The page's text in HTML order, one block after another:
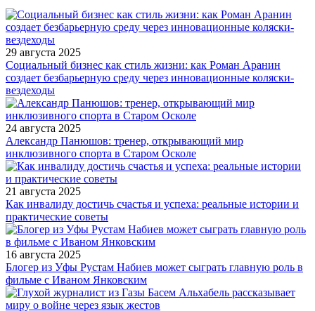
29 августа 2025
Социальный бизнес как стиль жизни: как Роман Аранин
создает безбарьерную среду через инновационные коляски-
вездеходы
24 августа 2025
Александр Панюшов: тренер, открывающий мир
инклюзивного спорта в Старом Осколе
21 августа 2025
Как инвалиду достичь счастья и успеха: реальные истории и
практические советы
16 августа 2025
Блогер из Уфы Рустам Набиев может сыграть главную роль в
фильме с Иваном Янковским